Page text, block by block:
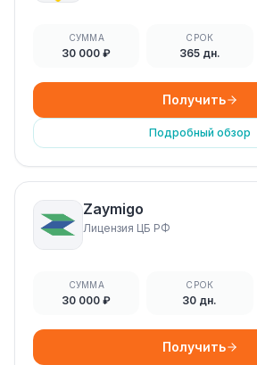
СУММА
30 000 ₽
СРОК
365 дн.
Получить
Подробный обзор
Zaymigo
Лицензия ЦБ РФ
СУММА
30 000 ₽
СРОК
30 дн.
Получить